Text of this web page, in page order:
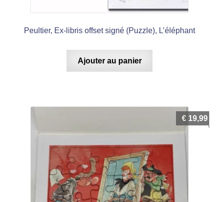
Peultier, Ex-libris offset signé (Puzzle), L’éléphant
Ajouter au panier
€ 19,99